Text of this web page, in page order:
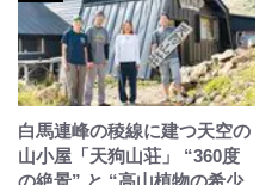
白馬連峰の稜線に建つ天空の
山小屋「天狗山荘」 “360度
の絶景” と “高山植物の希少